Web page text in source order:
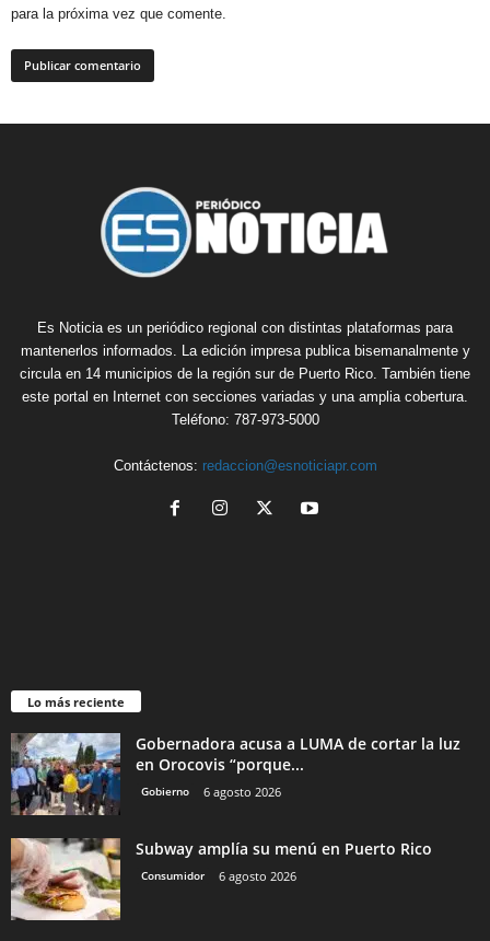
para la próxima vez que comente.
Es Noticia es un periódico regional con distintas plataformas para
mantenerlos informados. La edición impresa publica bisemanalmente y
circula en 14 municipios de la región sur de Puerto Rico. También tiene
este portal en Internet con secciones variadas y una amplia cobertura.
Teléfono: 787-973-5000
Contáctenos: redaccion@esnoticiapr.com
Lo más reciente
Gobernadora acusa a LUMA de cortar la luz
en Orocovis “porque...
Gobierno 6 agosto 2026
Subway amplía su menú en Puerto Rico
Consumidor 6 agosto 2026